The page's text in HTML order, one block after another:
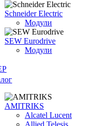
Schneider Electric
Модули
SEW Eurodrive
Модули
AMITRIKS
Alcatel Lucent